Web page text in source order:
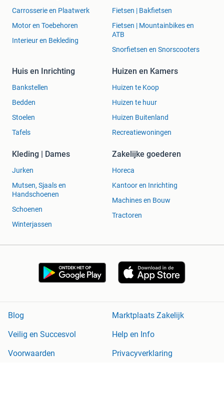
Carrosserie en Plaatwerk
Motor en Toebehoren
Interieur en Bekleding
Fietsen | Bakfietsen
Fietsen | Mountainbikes en
ATB
Snorfietsen en Snorscooters
Huis en Inrichting
Bankstellen
Bedden
Stoelen
Tafels
Huizen en Kamers
Huizen te Koop
Huizen te huur
Huizen Buitenland
Recreatiewoningen
Kleding | Dames
Jurken
Mutsen, Sjaals en
Handschoenen
Schoenen
Winterjassen
Zakelijke goederen
Horeca
Kantoor en Inrichting
Machines en Bouw
Tractoren
Blog
Marktplaats Zakelijk
Veilig en Succesvol
Help en Info
Voorwaarden
Privacyverklaring